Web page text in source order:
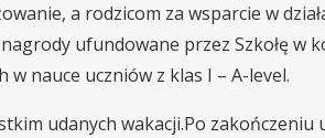
a rodzicom za wsparcie w
ufundowane przez Szkołę w
nauce uczniów z klas I – A-level.
udanych wakacji.Po zakończeniu